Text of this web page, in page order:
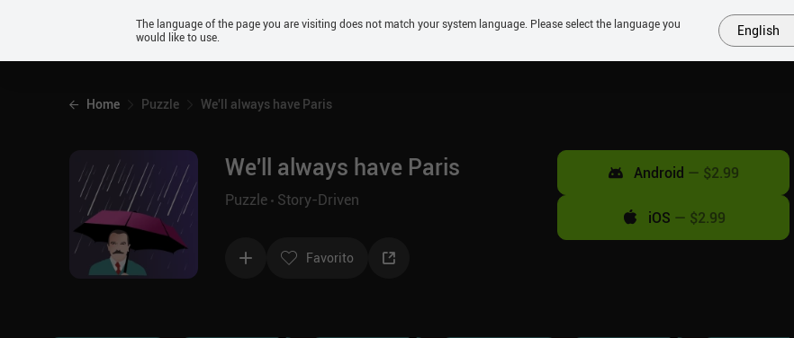
Android
PRÓXIMOS SIMILARES COLECCIONES TOP
Home Puzzle We'll always have Paris
We'll always have Paris
Puzzle Story-Driven
Favorito
Android — $2.99
iOS — $2.99
The language of the page you are visiting does not match your system language. Please select the language you
would like to use.
English